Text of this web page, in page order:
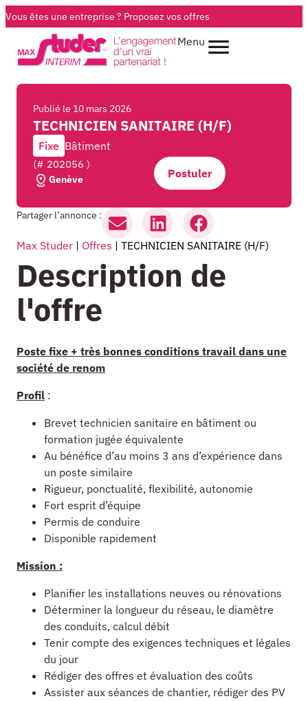
Vous êtes une entreprise ? Proposez vos offres
Menu
Publié le 10 mars 2026
TECHNICIEN SANITAIRE (H/F)
Fixe Bâtiment
(# 202056 )
Genève Postuler
Partager l’annonce :
Max Studer | Offres | TECHNICIEN SANITAIRE (H/F)
Description de
l'offre
Poste fixe + très bonnes conditions travail dans une
société de renom
Profil :
Brevet technicien sanitaire en bâtiment ou
formation jugée équivalente
Au bénéfice d’au moins 3 ans d’expérience dans
un poste similaire
Rigueur, ponctualité, flexibilité, autonomie
Fort esprit d’équipe
Permis de conduire
Disponible rapidement
Mission :
Planifier les installations neuves ou rénovations
Déterminer la longueur du réseau, le diamètre
des conduits, calcul débit
Tenir compte des exigences techniques et légales
du jour
Rédiger des offres et évaluation des coûts
Assister aux séances de chantier, rédiger des PV